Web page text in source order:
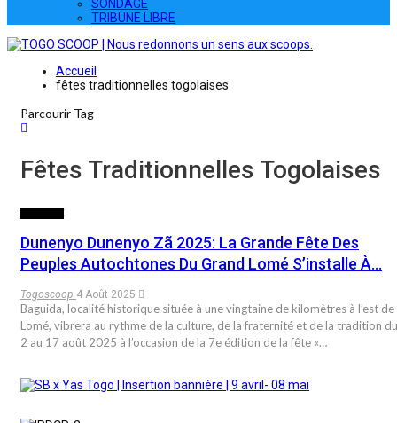
SONDAGE
TRIBUNE LIBRE
Accueil
fêtes traditionnelles togolaises
Parcourir Tag
Fêtes Traditionnelles Togolaises
Dunenyo Dunenyo Zã 2025: La Grande Fête Des
Peuples Autochtones Du Grand Lomé S’installe À…
Togoscoop 4 Août 2025
Baguida, localité historique située à une vingtaine de kilomètres à l’est de
Lomé, vibrera au rythme de la culture, de la fraternité et de la tradition du
2 au 17 août 2025 à l’occasion de la 7e édition de la fête «…